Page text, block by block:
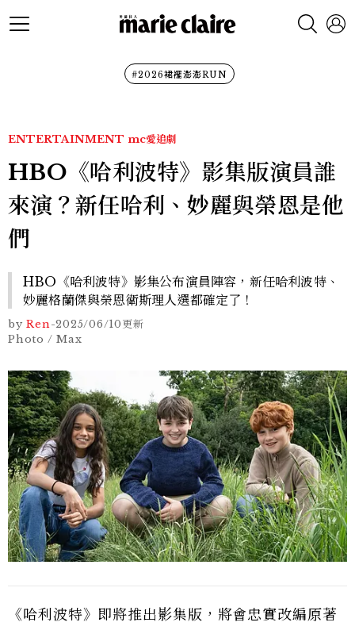
#2026裙襬澎澎RUN
ENTERTAINMENT mc愛追劇
HBO《哈利波特》影集版演員誰
來演？新任哈利、妙麗與榮恩是他
們
HBO《哈利波特》影集公布演員陣容，新任哈利波特、
妙麗格蘭傑與榮恩衛斯理人選都確定了！
by Ren-2025/06/10更新
Photo / Max
《哈利波特》即將推出影集版，將會忠實改編原著